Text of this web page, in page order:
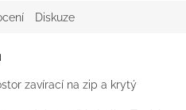
Diskuze
zavírací na zip a krytý